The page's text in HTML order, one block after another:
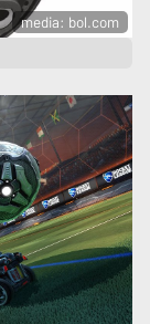
media: bol.com